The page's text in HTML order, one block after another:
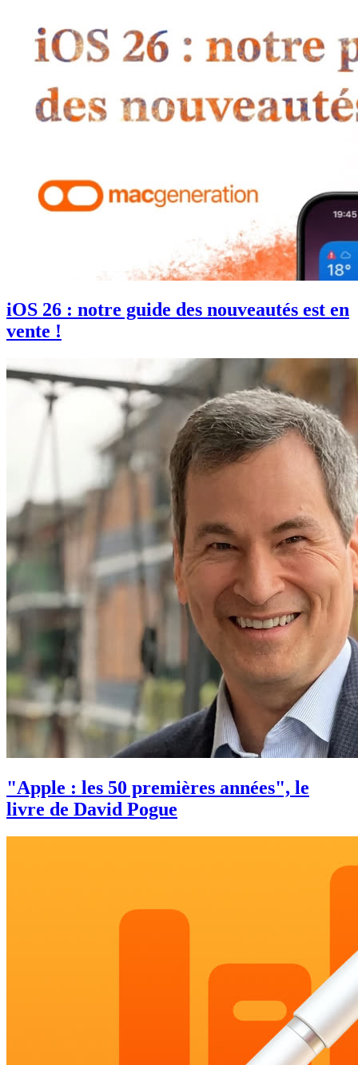
iOS 26 : notre guide des nouveautés est en
vente !
"Apple : les 50 premières années", le
livre de David Pogue